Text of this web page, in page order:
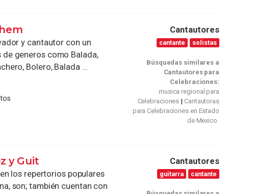
y cantautor con un
generos como Balada,
Bolero, Balada ...
Cantautores
cantante solistas
Búsquedas similares a
Cantautores para
Celebraciones:
musica regional para
Celebraciones
Cantautoras
para Celebraciones en Estado
de Mexico
y Guit
los repertorios populares
son; también cuentan con
Cantautores
guitarra cantante